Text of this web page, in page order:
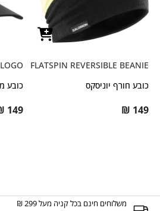
FLATSPIN REVERSIBLE BEANIE
כובע חורף יוניסקס
₪ 149
כובע
149
משלוחים חינם בכל קניה מעל 299 ₪